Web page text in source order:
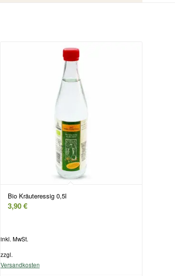
Bio Kräuteressig 0,5l
3,90€
inkl. MwSt.
zzgl.
Versandkosten